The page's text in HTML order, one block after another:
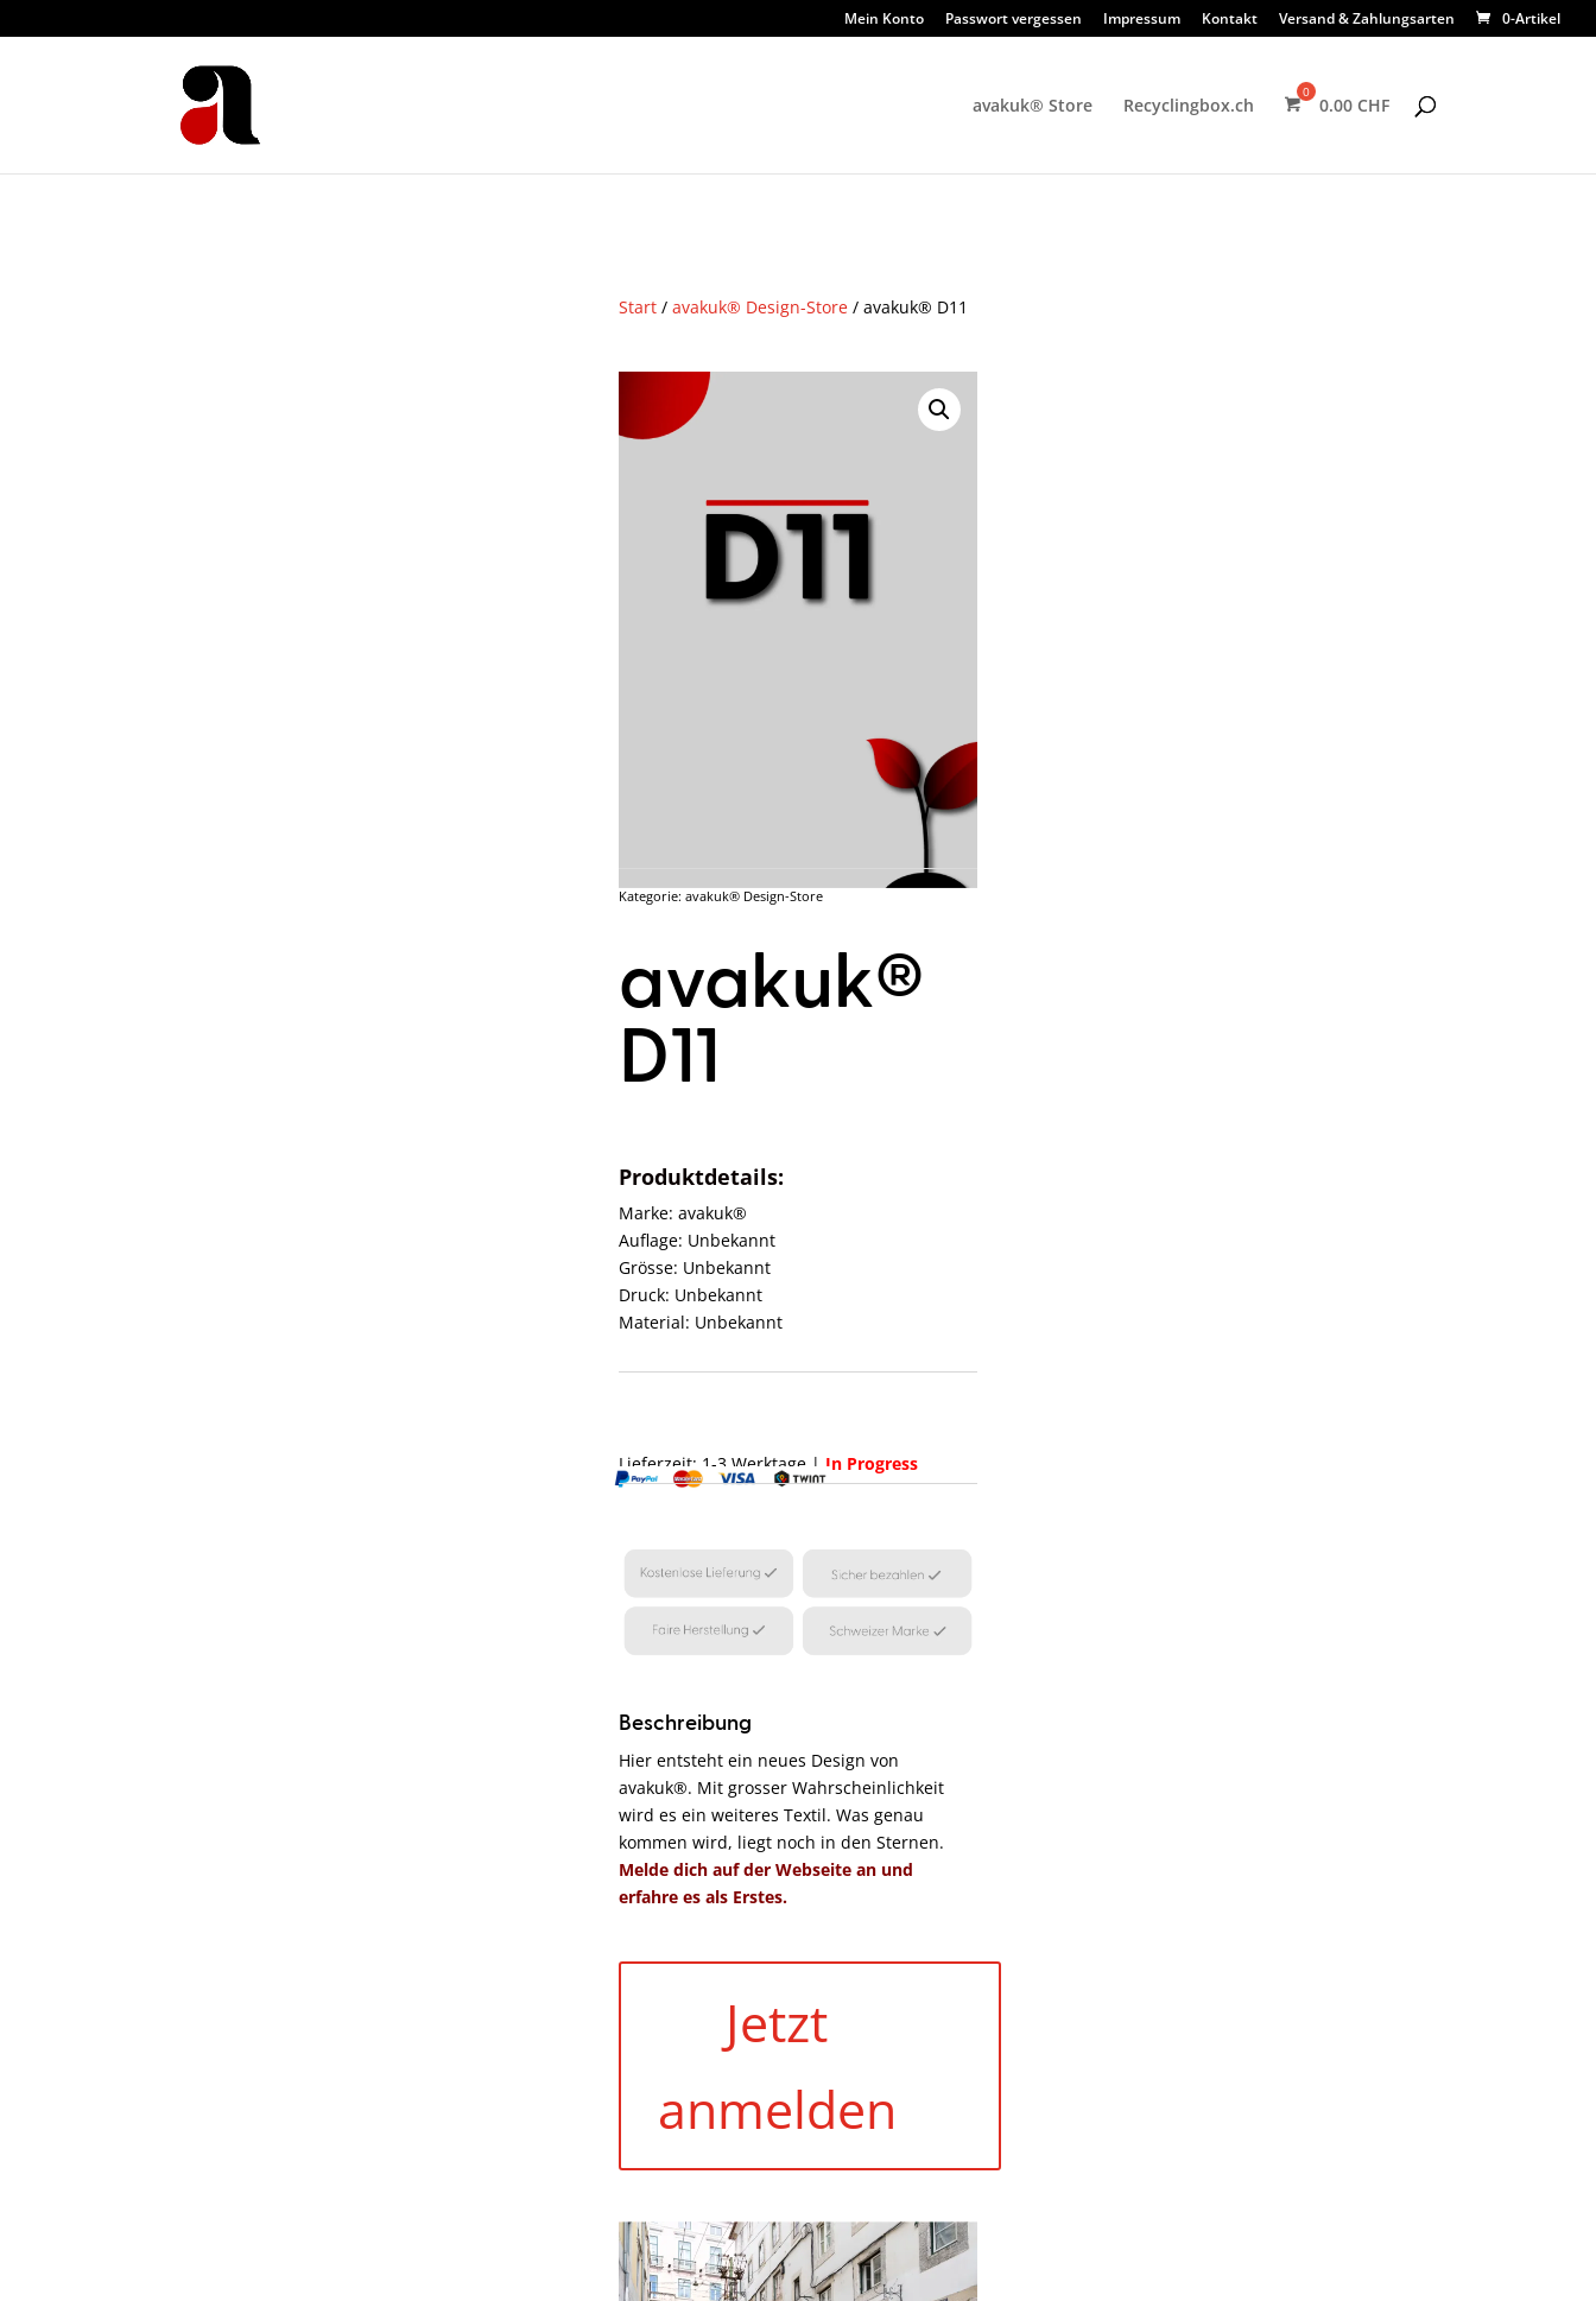
Mein Konto Passwort vergessen Impressum Kontakt Versand & Zahlungsarten 0-Artikel
avakuk® Store Recyclingbox.ch 0.00 CHF
Start /avakuk® Design-Store / avakuk® D11
Kategorie:avakuk® Design-Store
avakuk®
D11
Produktdetails:
Marke: avakuk®
Auflage: Unbekannt
Grösse: Unbekannt
Druck: Unbekannt
Material: Unbekannt
Lieferzeit: 1-3 Werktage | In Progress
Beschreibung
Hier entsteht ein neues Design von
avakuk®. Mit grosser Wahrscheinlichkeit
wird es ein weiteres Textil. Was genau
kommen wird, liegt noch in den Sternen.
Melde dich auf der Webseite an und
erfahre es als Erstes.
Jetzt
anmelden